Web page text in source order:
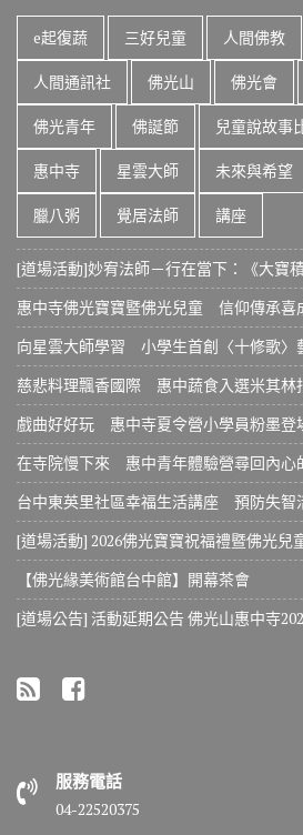
e起復蔬 三好兒童 人間佛教
人間通訊社 佛光山 佛光會
佛光青年 佛誕節 兒童說故事
惠中寺 星雲大師 未來與希望
臘八粥 覺居法師 講座
[道場活動]妙宥法師－行在當下：《大寶
惠中寺佛光寶寶暨佛光兒童 信仰傳承喜
向星雲大師學習 小學生首創〈十修歌〉
慈悲料理飄香國際 惠中蔬食入選米其林
戲曲好好玩 惠中寺夏令營小學員粉墨登
在寺院慢下來 惠中青年體驗營尋回內心
台中東英里社區幸福生活講座 預防失智
[道場活動] 2026佛光寶寶祝福禮暨佛光兒
【佛光緣美術館台中館】開幕茶會
[道場公告] 活動延期公告 佛光山惠中寺
服務電話
04-22520375